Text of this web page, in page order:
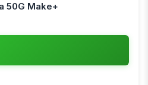
50G Make+